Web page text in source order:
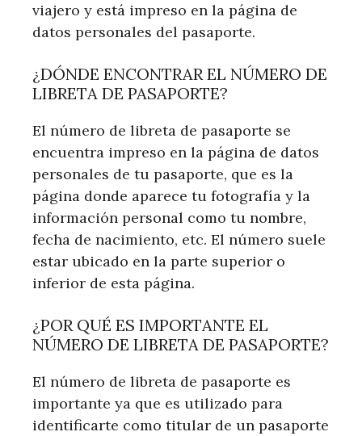
viajero y está impreso en la página de
datos personales del pasaporte.
¿DÓNDE ENCONTRAR EL NÚMERO DE
LIBRETA DE PASAPORTE?
El número de libreta de pasaporte se
encuentra impreso en la página de datos
personales de tu pasaporte, que es la
página donde aparece tu fotografía y la
información personal como tu nombre,
fecha de nacimiento, etc. El número suele
estar ubicado en la parte superior o
inferior de esta página.
¿POR QUÉ ES IMPORTANTE EL
NÚMERO DE LIBRETA DE PASAPORTE?
El número de libreta de pasaporte es
importante ya que es utilizado para
identificarte como titular de un pasaporte